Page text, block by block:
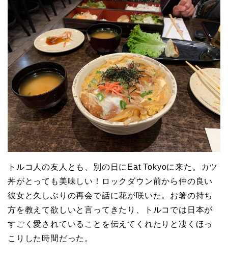
トルコ人の友人とも、別の日にEat Tokyoに来た。カツ
丼がとっても美味しい！ロックダウン前から仲の良い
彼女と久しぶりの再会で話に花が咲いた。お箸の持ち
方を教えて欲しいと言ってきたり、トルコでは日本が
すごく愛されていることを伝えてくれたりと凄くほっ
こりした時間だった。